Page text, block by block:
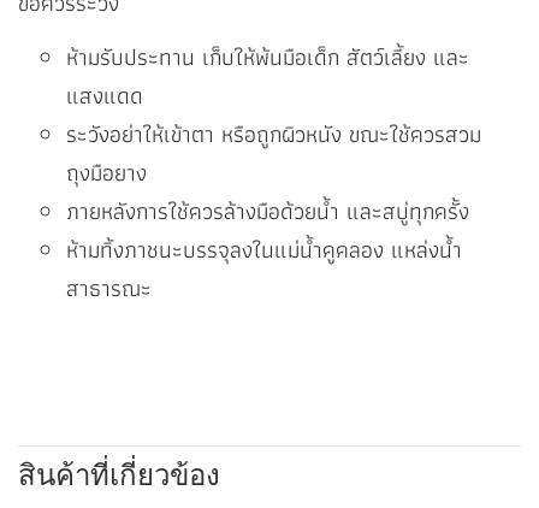
ห้ามรับประทาน เก็บให้พ้นมือเด็ก สัตว์เลี้ยง และ
แสงแดด
ระวังอย่าให้เข้าตา หรือถูกผิวหนัง ขณะใช้ควรสวม
ถุงมือยาง
ภายหลังการใช้ควรล้างมือด้วยน้ำ และสบู่ทุกครั้ง
ห้ามทิ้งภาชนะบรรจุลงในแม่น้ำคูคลอง แหล่งน้ำ
สาธารณะ
สินค้าที่เกี่ยวข้อง